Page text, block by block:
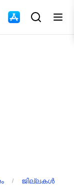
/ ജില്ലകൾ